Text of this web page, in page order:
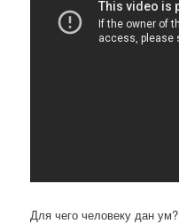
Для чего человеку дан ум?